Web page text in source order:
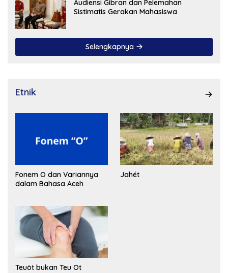
Audiensi Gibran dan Pelemahan
Sistimatis Gerakan Mahasiswa
Selengkapnya
Etnik
Fonem O dan Variannya
dalam Bahasa Aceh
Jahét
Teuöt bukan Teu Ot